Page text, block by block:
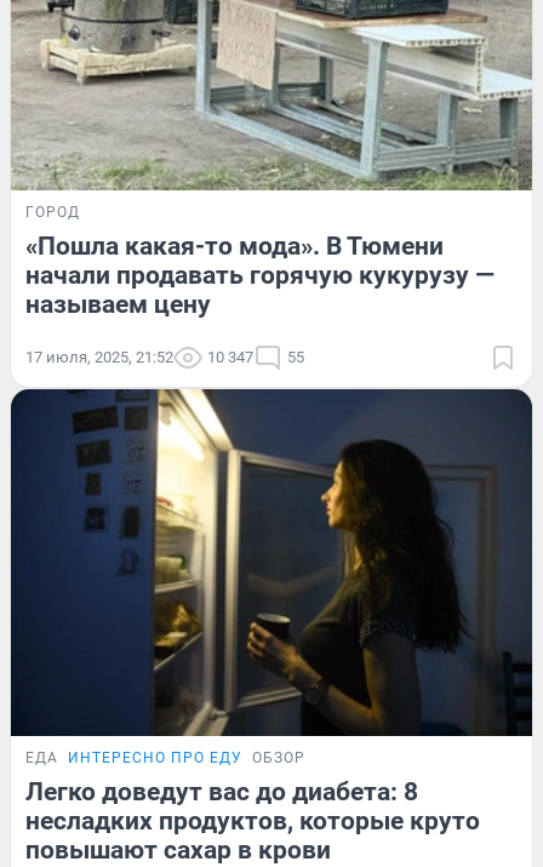
ГОРОД
«Пошла какая-то мода». В Тюмени
начали продавать горячую кукурузу —
называем цену
17 июля, 2025, 21:52 10 347 55
ЕДА ИНТЕРЕСНО ПРО ЕДУ ОБЗОР
Легко доведут вас до диабета: 8
несладких продуктов, которые круто
повышают сахар в крови